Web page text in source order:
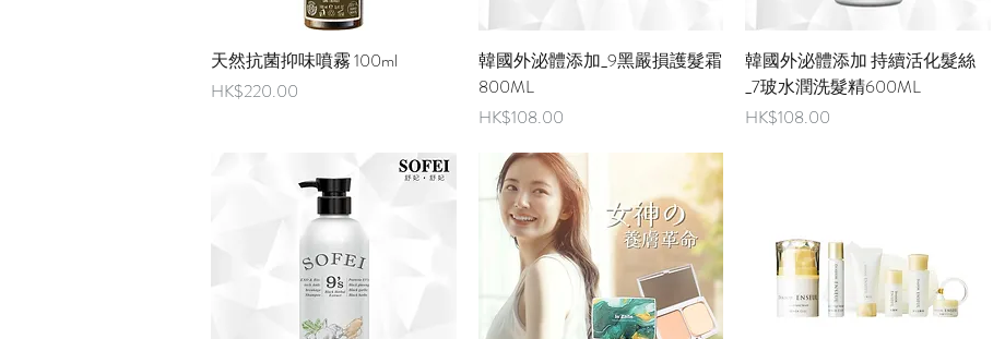
快速瀏覽
天然抗菌抑味噴霧 100ml
價格
HK$220.00
快速瀏覽
韓國外泌體添加_9黑嚴損護髮霜
800ML
價格
HK$108.00
快速瀏覽
韓國外泌體添加 持續活化髮絲
_7玻水潤洗髮精600ML
價格
HK$108.00